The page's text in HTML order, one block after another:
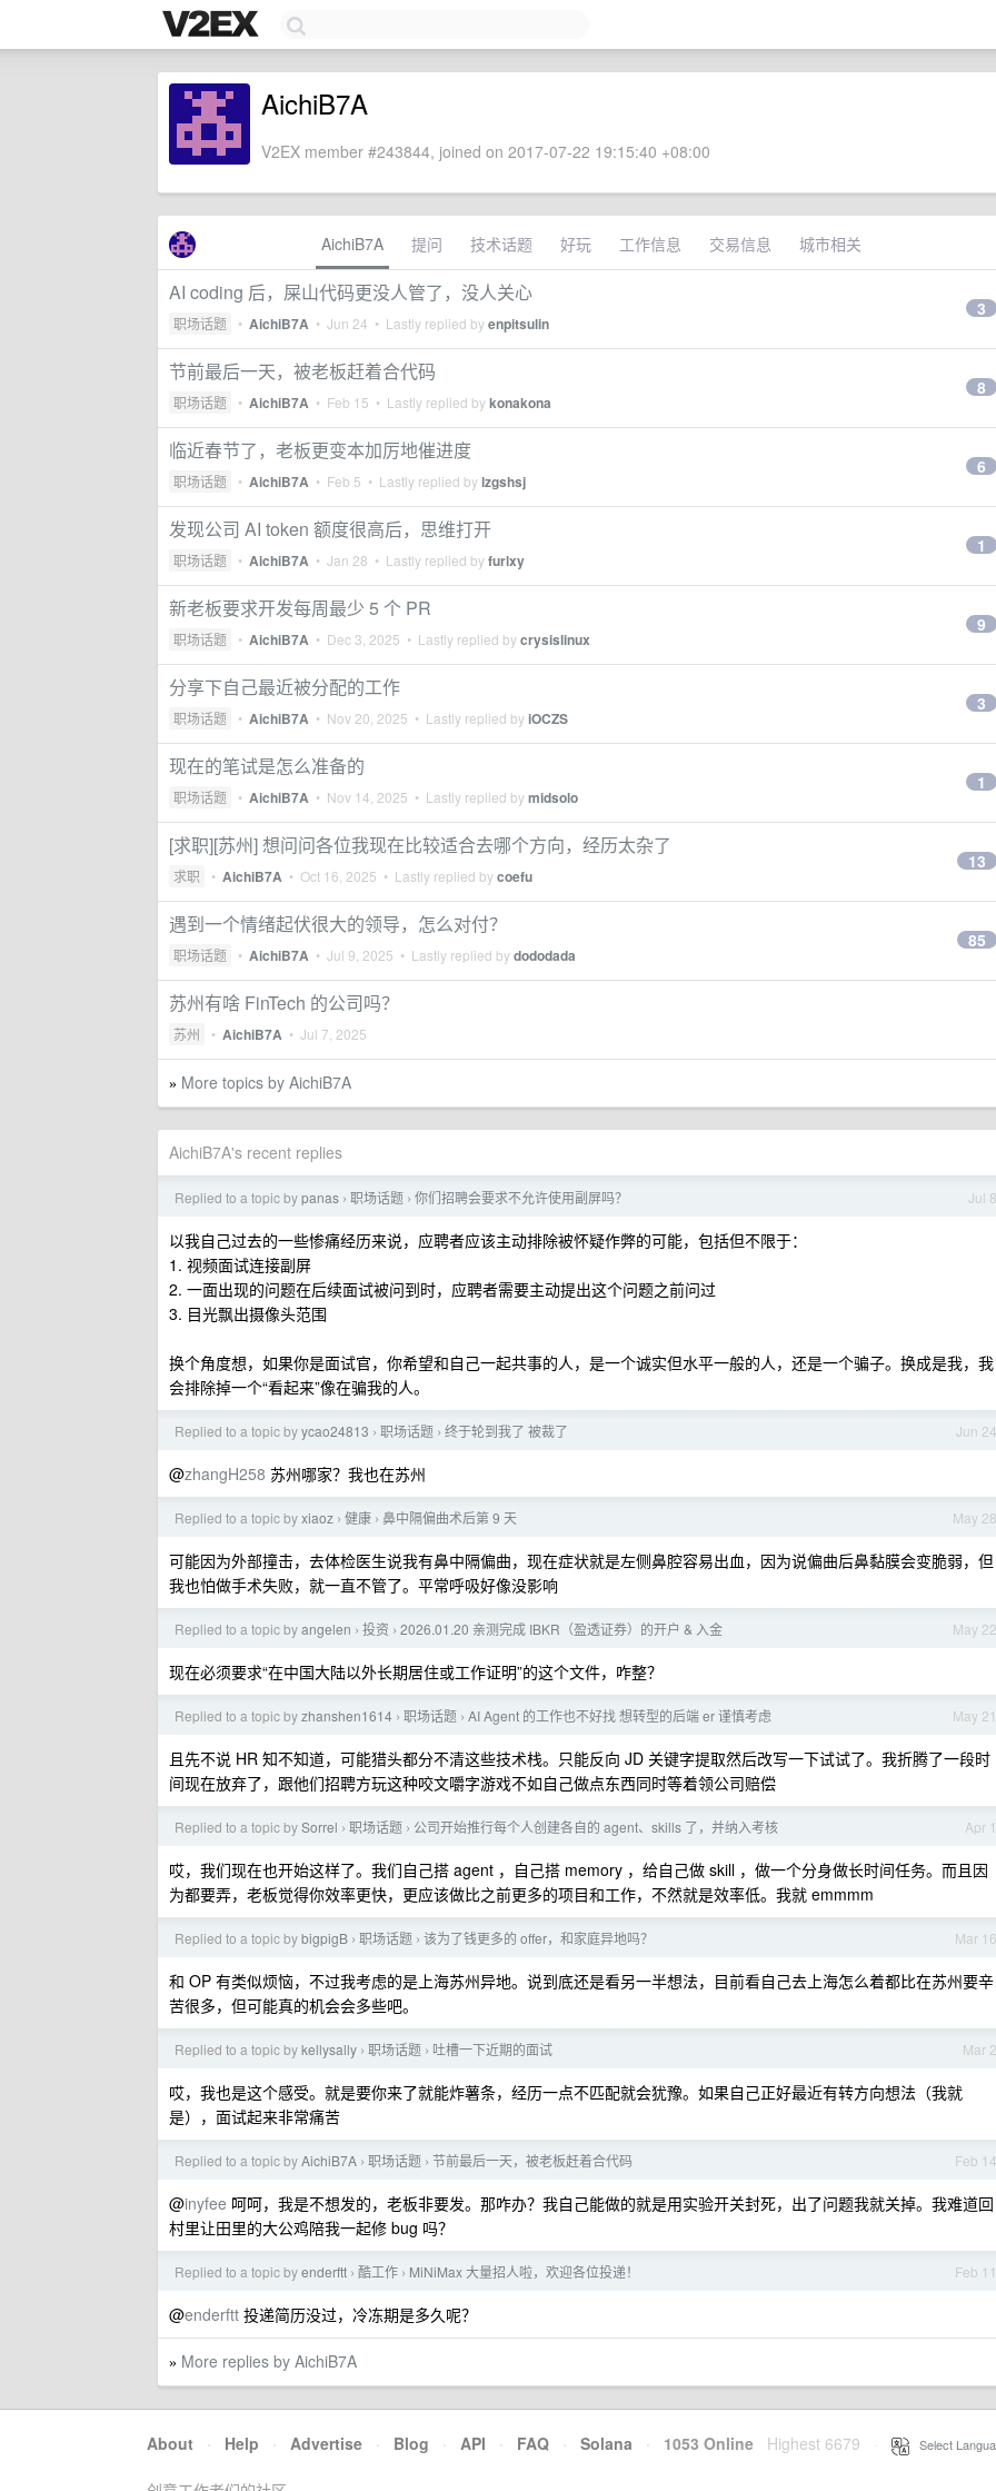
AichiB7A
V2EX member #243844, joined on 2017-07-22 19:15:40 +08:00
AichiB7A 提问 技术话题 好玩 工作信息 交易信息 城市相关
AI coding 后，屎山代码更没人管了，没人关心
职场话题 • AichiB7A • Jun 24 • Lastly replied byenpitsulin
3
节前最后一天，被老板赶着合代码
职场话题 • AichiB7A • Feb 15 • Lastly replied bykonakona
8
临近春节了，老板更变本加厉地催进度
职场话题 • AichiB7A • Feb 5 • Lastly replied bylzgshsj
6
发现公司 AI token 额度很高后，思维打开
职场话题 • AichiB7A • Jan 28 • Lastly replied byfurlxy
1
新老板要求开发每周最少 5 个 PR
职场话题 • AichiB7A • Dec 3, 2025 • Lastly replied bycrysislinux
9
分享下自己最近被分配的工作
职场话题 • AichiB7A • Nov 20, 2025 • Lastly replied byiOCZS
3
现在的笔试是怎么准备的
职场话题 • AichiB7A • Nov 14, 2025 • Lastly replied bymidsolo
1
[求职][苏州] 想问问各位我现在比较适合去哪个方向，经历太杂了
求职 • AichiB7A • Oct 16, 2025 • Lastly replied bycoefu
13
遇到一个情绪起伏很大的领导，怎么对付？
职场话题 • AichiB7A • Jul 9, 2025 • Lastly replied bydododada
85
苏州有啥 FinTech 的公司吗？
苏州 • AichiB7A • Jul 7, 2025
» More topics by AichiB7A
AichiB7A's recent replies
Jul 8
Replied to a topic bypanas › 职场话题 › 你们招聘会要求不允许使用副屏吗？
以我自己过去的一些惨痛经历来说，应聘者应该主动排除被怀疑作弊的可能，包括但不限于：
1. 视频面试连接副屏
2. 一面出现的问题在后续面试被问到时，应聘者需要主动提出这个问题之前问过
3. 目光飘出摄像头范围
换个角度想，如果你是面试官，你希望和自己一起共事的人，是一个诚实但水平一般的人，还是一个骗子。换成是我，我
会排除掉一个“看起来”像在骗我的人。
Jun 24
Replied to a topic byycao24813 › 职场话题 › 终于轮到我了 被裁了
@zhangH258 苏州哪家？我也在苏州
May 28
Replied to a topic byxiaoz › 健康 › 鼻中隔偏曲术后第 9 天
可能因为外部撞击，去体检医生说我有鼻中隔偏曲，现在症状就是左侧鼻腔容易出血，因为说偏曲后鼻黏膜会变脆弱，但
我也怕做手术失败，就一直不管了。平常呼吸好像没影响
May 22
Replied to a topic byangelen › 投资 › 2026.01.20 亲测完成 IBKR（盈透证券）的开户 & 入金
现在必须要求“在中国大陆以外长期居住或工作证明”的这个文件，咋整？
May 21
Replied to a topic byzhanshen1614 › 职场话题 › AI Agent 的工作也不好找 想转型的后端 er 谨慎考虑
且先不说 HR 知不知道，可能猎头都分不清这些技术栈。只能反向 JD 关键字提取然后改写一下试试了。我折腾了一段时
间现在放弃了，跟他们招聘方玩这种咬文嚼字游戏不如自己做点东西同时等着领公司赔偿
Apr 1
Replied to a topic bySorrel › 职场话题 › 公司开始推行每个人创建各自的 agent、skills 了，并纳入考核
哎，我们现在也开始这样了。我们自己搭 agent ，自己搭 memory ，给自己做 skill ，做一个分身做长时间任务。而且因
为都要弄，老板觉得你效率更快，更应该做比之前更多的项目和工作，不然就是效率低。我就 emmmm
Mar 16
Replied to a topic bybigpigB › 职场话题 › 该为了钱更多的 offer，和家庭异地吗？
和 OP 有类似烦恼，不过我考虑的是上海苏州异地。说到底还是看另一半想法，目前看自己去上海怎么着都比在苏州要辛
苦很多，但可能真的机会会多些吧。
Mar 2
Replied to a topic bykellysally › 职场话题 › 吐槽一下近期的面试
哎，我也是这个感受。就是要你来了就能炸薯条，经历一点不匹配就会犹豫。如果自己正好最近有转方向想法（我就
是），面试起来非常痛苦
Feb 14
Replied to a topic byAichiB7A › 职场话题 › 节前最后一天，被老板赶着合代码
@inyfee 呵呵，我是不想发的，老板非要发。那咋办？我自己能做的就是用实验开关封死，出了问题我就关掉。我难道回
村里让田里的大公鸡陪我一起修 bug 吗？
Feb 11
Replied to a topic byenderftt › 酷工作 › MiNiMax 大量招人啦，欢迎各位投递！
@enderftt 投递简历没过，冷冻期是多久呢？
» More replies by AichiB7A
About · Help · Advertise · Blog · API · FAQ · Solana · 1053 Online Highest 6679 Select